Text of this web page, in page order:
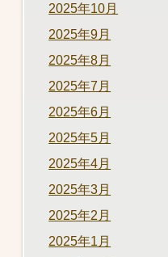
2025年10月
2025年9月
2025年8月
2025年7月
2025年6月
2025年5月
2025年4月
2025年3月
2025年2月
2025年1月